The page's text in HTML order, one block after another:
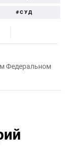
#СУД
Федеральном